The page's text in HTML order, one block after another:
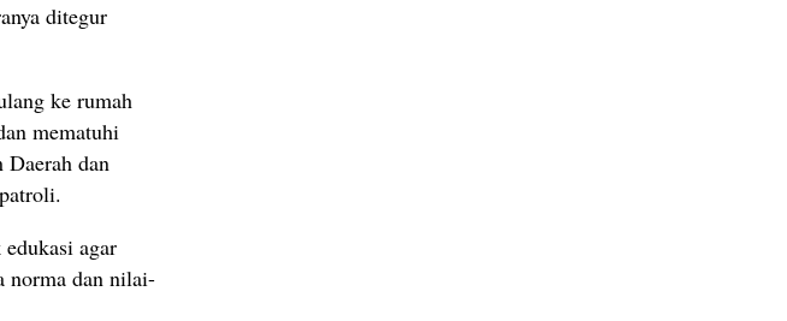
ditegur
ke rumah
mematuhi
Daerah dan
agar
norma dan nilai-